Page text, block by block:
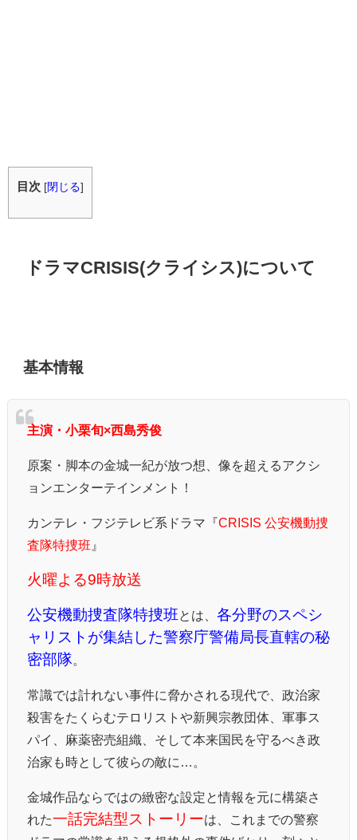
目次 [閉じる]
ドラマCRISIS(クライシス)について
基本情報
主演・小栗旬×西島秀俊
原案・脚本の金城一紀が放つ想、像を超えるアクシ
ョンエンターテインメント！
カンテレ・フジテレビ系ドラマ『CRISIS 公安機動捜
査隊特捜班 』
火曜よる9時放送
公安機動捜査隊特捜班 とは、 各分野のスペシ
ャリストが集結した警察庁警備局長直轄の秘
密部隊
常識では計れない事件に脅かされる現代で、政治家
殺害をたくらむテロリストや新興宗教団体、軍事ス
パイ、麻薬密売組織、そして本来国民を守るべき政
治家も時として彼らの敵に…。
金城作品ならではの緻密な設定と情報を元に構築さ
れた一話完結型ストーリーは、これまでの警察